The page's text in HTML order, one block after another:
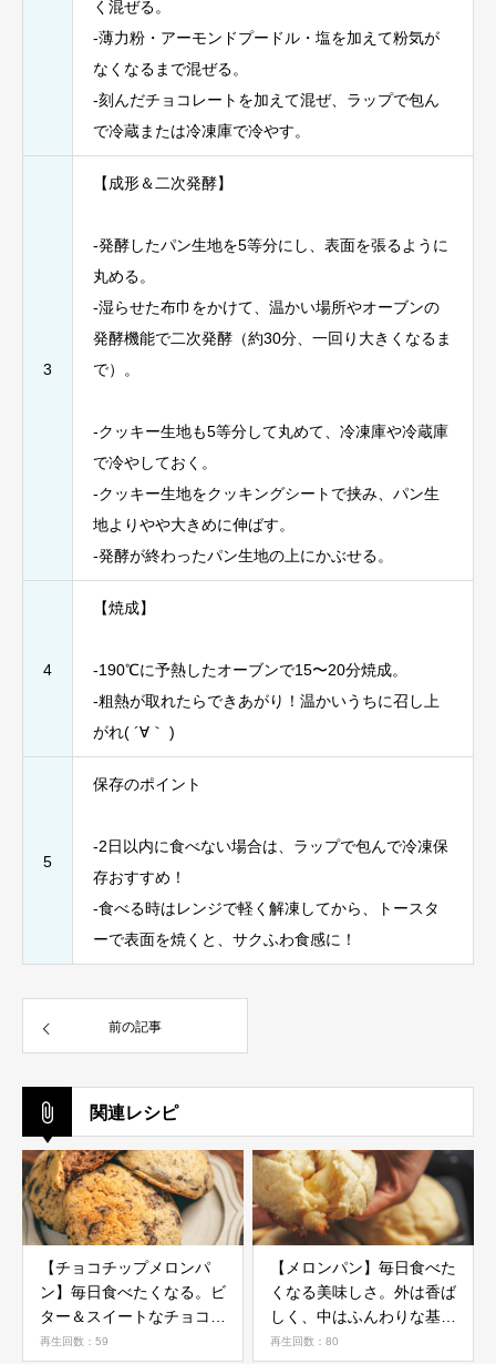
く混ぜる。
-薄力粉・アーモンドプードル・塩を加えて粉気が
なくなるまで混ぜる。
-刻んだチョコレートを加えて混ぜ、ラップで包ん
で冷蔵または冷凍庫で冷やす。
3
【成形＆二次発酵】
-発酵したパン生地を5等分にし、表面を張るように
丸める。
-湿らせた布巾をかけて、温かい場所やオーブンの
発酵機能で二次発酵（約30分、一回り大きくなるま
で）。
-クッキー生地も5等分して丸めて、冷凍庫や冷蔵庫
で冷やしておく。
-クッキー生地をクッキングシートで挟み、パン生
地よりやや大きめに伸ばす。
-発酵が終わったパン生地の上にかぶせる。
4
【焼成】
-190℃に予熱したオーブンで15〜20分焼成。
-粗熱が取れたらできあがり！温かいうちに召し上
がれ( ´∀｀ )
5
保存のポイント
-2日以内に食べない場合は、ラップで包んで冷凍保
存おすすめ！
-食べる時はレンジで軽く解凍してから、トースタ
ーで表面を焼くと、サクふわ食感に！
前の記事
関連レシピ
【チョコチップメロンパ
ン】毎日食べたくなる。ビ
ター＆スイートなチョコチ
ップメロンパンの作り方
再生回数：59
【メロンパン】毎日食べた
くなる美味しさ。外は香ば
しく、中はふんわりな基本
のメロンパンの作り方
再生回数：80